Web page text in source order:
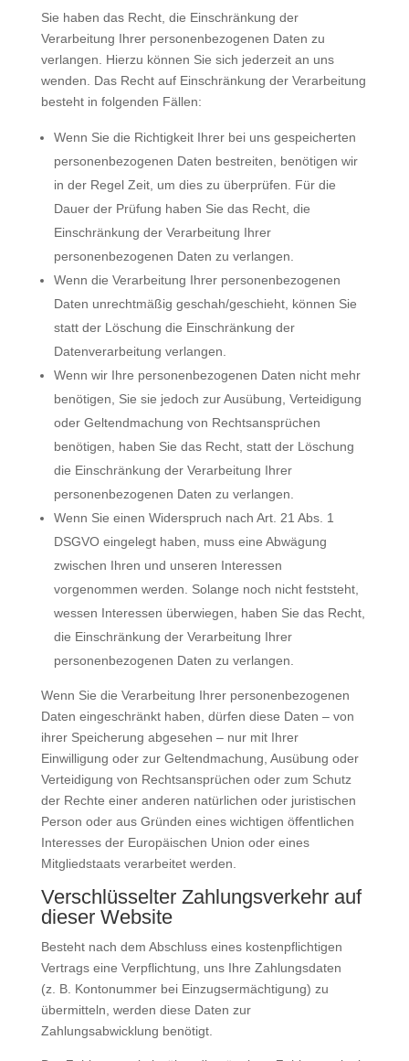
Sie haben das Recht, die Einschränkung der
Verarbeitung Ihrer personenbezogenen Daten zu
verlangen. Hierzu können Sie sich jederzeit an uns
wenden. Das Recht auf Einschränkung der Verarbeitung
besteht in folgenden Fällen:
Wenn Sie die Richtigkeit Ihrer bei uns gespeicherten
personenbezogenen Daten bestreiten, benötigen wir
in der Regel Zeit, um dies zu überprüfen. Für die
Dauer der Prüfung haben Sie das Recht, die
Einschränkung der Verarbeitung Ihrer
personenbezogenen Daten zu verlangen.
Wenn die Verarbeitung Ihrer personenbezogenen
Daten unrechtmäßig geschah/geschieht, können Sie
statt der Löschung die Einschränkung der
Datenverarbeitung verlangen.
Wenn wir Ihre personenbezogenen Daten nicht mehr
benötigen, Sie sie jedoch zur Ausübung, Verteidigung
oder Geltendmachung von Rechtsansprüchen
benötigen, haben Sie das Recht, statt der Löschung
die Einschränkung der Verarbeitung Ihrer
personenbezogenen Daten zu verlangen.
Wenn Sie einen Widerspruch nach Art. 21 Abs. 1
DSGVO eingelegt haben, muss eine Abwägung
zwischen Ihren und unseren Interessen
vorgenommen werden. Solange noch nicht feststeht,
wessen Interessen überwiegen, haben Sie das Recht,
die Einschränkung der Verarbeitung Ihrer
personenbezogenen Daten zu verlangen.
Wenn Sie die Verarbeitung Ihrer personenbezogenen
Daten eingeschränkt haben, dürfen diese Daten – von
ihrer Speicherung abgesehen – nur mit Ihrer
Einwilligung oder zur Geltendmachung, Ausübung oder
Verteidigung von Rechtsansprüchen oder zum Schutz
der Rechte einer anderen natürlichen oder juristischen
Person oder aus Gründen eines wichtigen öffentlichen
Interesses der Europäischen Union oder eines
Mitgliedstaats verarbeitet werden.
Verschlüsselter Zahlungsverkehr auf
dieser Website
Besteht nach dem Abschluss eines kostenpflichtigen
Vertrags eine Verpflichtung, uns Ihre Zahlungsdaten
(z. B. Kontonummer bei Einzugsermächtigung) zu
übermitteln, werden diese Daten zur
Zahlungsabwicklung benötigt.